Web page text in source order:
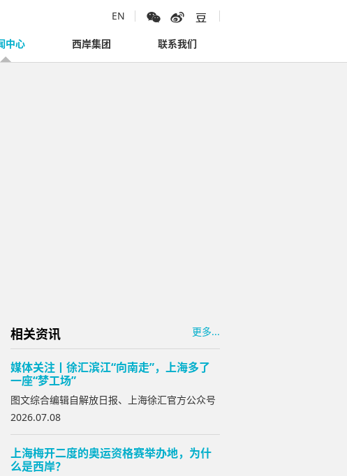
EN
中心 西岸集团 联系我们
相关资讯 更多...
媒体关注丨徐汇滨江“向南走”，上海多了
一座“梦工场”
图文综合编辑自解放日报、上海徐汇官方公众号
2026.07.08
上海梅开二度的奥运资格赛举办地，为什
么是西岸？